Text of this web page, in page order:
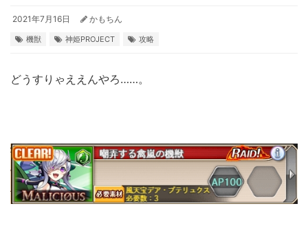
2021年7月16日 かもちん
機獣 神姫PROJECT 攻略
どうすりゃええんやろ……。